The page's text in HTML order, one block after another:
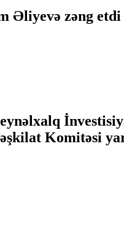
Əliyevə zəng etdi
Komitəsi